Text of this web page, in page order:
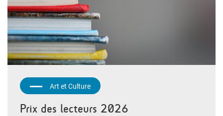
Art et Culture
Prix des lecteurs 2026